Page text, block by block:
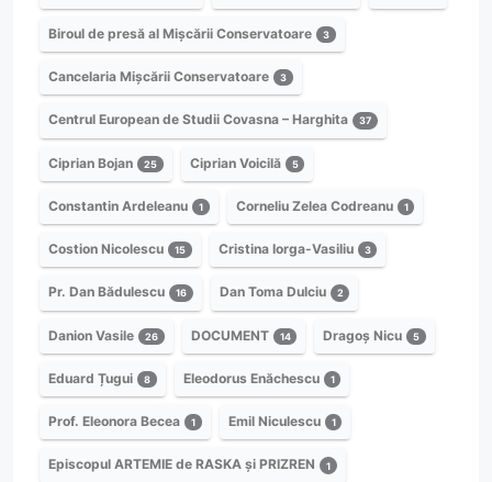
Biroul de presă al Mișcării Conservatoare 3
Cancelaria Mișcării Conservatoare 3
Centrul European de Studii Covasna – Harghita 37
Ciprian Bojan 25 Ciprian Voicilă 5
Constantin Ardeleanu 1 Corneliu Zelea Codreanu 1
Costion Nicolescu 15 Cristina Iorga-Vasiliu 3
Pr. Dan Bădulescu 16 Dan Toma Dulciu 2
Danion Vasile 26 DOCUMENT 14 Dragoș Nicu 5
Eduard Țugui 8 Eleodorus Enăchescu 1
Prof. Eleonora Becea 1 Emil Niculescu 1
Episcopul ARTEMIE de RASKA și PRIZREN 1